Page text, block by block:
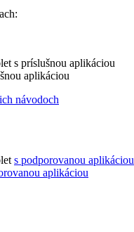
s príslušnou aplikáciou
aplikáciou
návodoch
s podporovanou aplikáciou
aplikáciou